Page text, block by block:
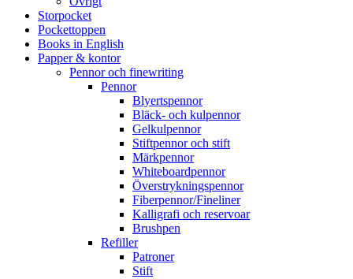
Storpocket
Pockettoppen
Books in English
Papper & kontor
Pennor och finewriting
Pennor
Blyertspennor
Bläck- och kulpennor
Gelkulpennor
Stiftpennor och stift
Märkpennor
Whiteboardpennor
Överstrykningspennor
Fiberpennor/Fineliner
Kalligrafi och reservoar
Brushpen
Refiller
Patroner
Stift